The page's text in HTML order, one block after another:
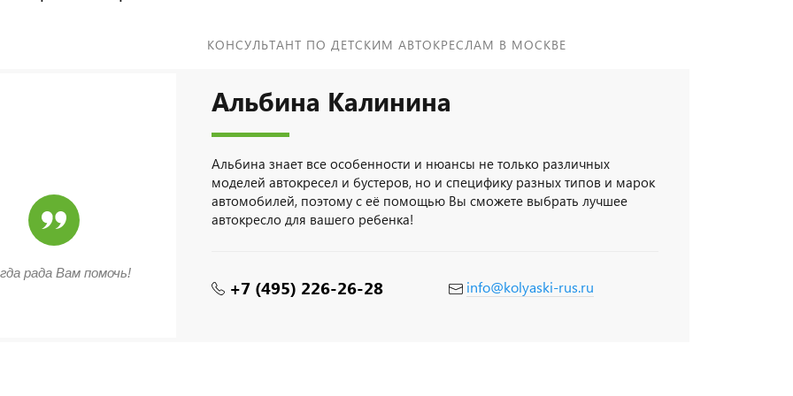
КОНСУЛЬТАНТ ПО ДЕТСКИМ АВТОКРЕСЛАМ В МОСКВЕ
Альбина Калинина
Альбина знает все особенности и нюансы не только различных
моделей автокресел и бустеров, но и специфику разных типов и марок
автомобилей, поэтому с её помощью Вы сможете выбрать лучшее
автокресло для вашего ребенка!
+7 (495) 226-26-28 info@kolyaski-rus.ru
рада Вам помочь!